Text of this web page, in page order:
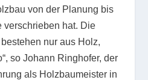
von der Planung bis
verschrieben hat. Die
nur aus Holz,
so Johann Ringhofer, der
als Holzbaumeister in